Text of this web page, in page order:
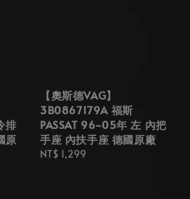
排
原
【奧斯德VAG】
3B0867179A 福斯
PASSAT 96~05年 左 內把
手座 內扶手座 德國原廠
Regular
NT$ 1,299